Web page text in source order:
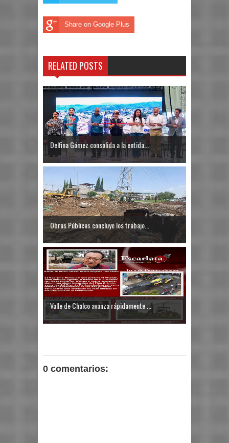
Share on Google Plus
RELATED POSTS
Delfina Gómez consolida a la entida...
Obras Públicas concluye los trabajo...
Valle de Chalco avanza rápidamente ...
0 comentarios: